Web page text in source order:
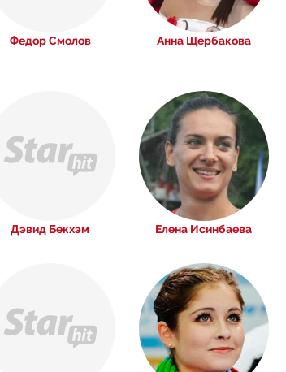
Федор Смолов Анна Щербакова
Дэвид Бекхэм Елена Исинбаева